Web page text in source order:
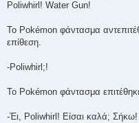
Poliwhirl! Water Gun!
To Pokémon φάντασμα
επίθεση.
-Poliwhirl;!
Το Pokémon φάντασμα
-Έι, Poliwhirl! Είσαι καλά; Σήκω!